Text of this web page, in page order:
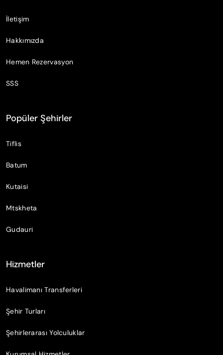
İletişim
Hakkımızda
Hemen Rezervasyon
SSS
Popüler Şehirler
Tiflis
Batum
Kutaisi
Mtskheta
Gudauri
Hizmetler
Havalimanı Transferleri
Şehir Turları
Şehirlerarası Yolculuklar